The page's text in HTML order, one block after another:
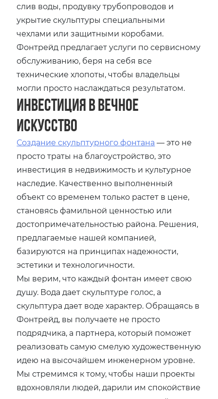
слив воды, продувку трубопроводов и
укрытие скульптуры специальными
чехлами или защитными коробами.
Фонтрейд предлагает услуги по сервисному
обслуживанию, беря на себя все
технические хлопоты, чтобы владельцы
могли просто наслаждаться результатом.
Инвестиция в вечное
искусство
Создание скульптурного фонтана — это не
просто траты на благоустройство, это
инвестиция в недвижимость и культурное
наследие. Качественно выполненный
объект со временем только растет в цене,
становясь фамильной ценностью или
достопримечательностью района. Решения,
предлагаемые нашей компанией,
базируются на принципах надежности,
эстетики и технологичности.
Мы верим, что каждый фонтан имеет свою
душу. Вода дает скульптуре голос, а
скульптура дает воде характер. Обращаясь в
Фонтрейд, вы получаете не просто
подрядчика, а партнера, который поможет
реализовать самую смелую художественную
идею на высочайшем инженерном уровне.
Мы стремимся к тому, чтобы наши проекты
вдохновляли людей, дарили им спокойствие